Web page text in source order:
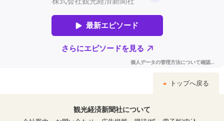
トップへ戻る
観光経済新聞社について